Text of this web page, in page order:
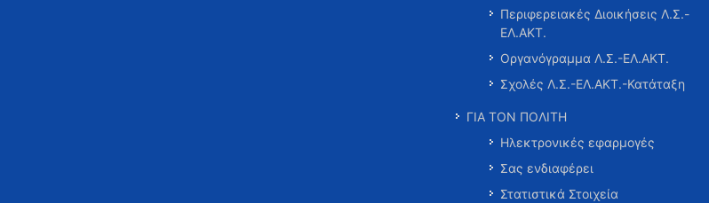
Περιφερειακές Διοικήσεις Λ.Σ.-
ΕΛ.ΑΚΤ.
Οργανόγραμμα Λ.Σ.-ΕΛ.ΑΚΤ.
Σχολές Λ.Σ.-ΕΛ.ΑΚΤ.-Κατάταξη
ΓΙΑ ΤΟΝ ΠΟΛΙΤΗ
Ηλεκτρονικές εφαρμογές
Σας ενδιαφέρει
Στατιστικά Στοιχεία